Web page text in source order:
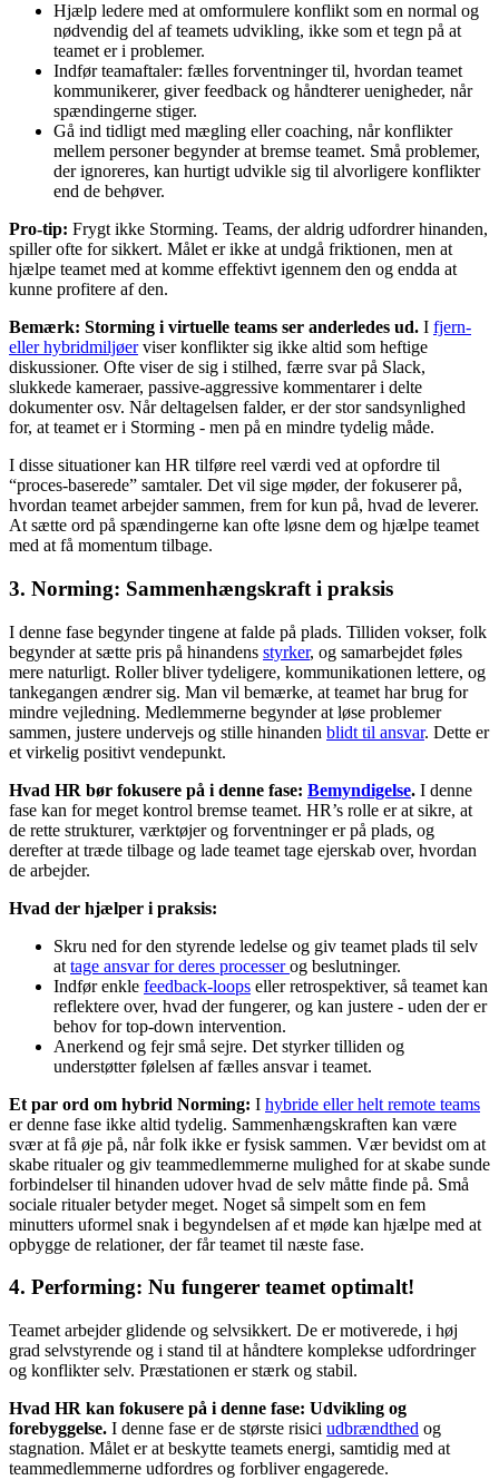
Hjælp ledere med at omformulere konflikt som en normal og
nødvendig del af teamets udvikling, ikke som et tegn på at
teamet er i problemer.
Indfør teamaftaler: fælles forventninger til, hvordan teamet
kommunikerer, giver feedback og håndterer uenigheder, når
spændingerne stiger.
Gå ind tidligt med mægling eller coaching, når konflikter
mellem personer begynder at bremse teamet. Små problemer,
der ignoreres, kan hurtigt udvikle sig til alvorligere konflikter
end de behøver.
Pro-tip: Frygt ikke Storming. Teams, der aldrig udfordrer hinanden,
spiller ofte for sikkert. Målet er ikke at undgå friktionen, men at
hjælpe teamet med at komme effektivt igennem den og endda at
kunne profitere af den.
Bemærk: Storming i virtuelle teams ser anderledes ud. I fjern-
eller hybridmiljøerviser konflikter sig ikke altid som heftige
diskussioner. Ofte viser de sig i stilhed, færre svar på Slack,
slukkede kameraer, passive-aggressive kommentarer i delte
dokumenter osv. Når deltagelsen falder, er der stor sandsynlighed
for, at teamet er i Storming - men på en mindre tydelig måde.
I disse situationer kan HR tilføre reel værdi ved at opfordre til
“proces-baserede” samtaler. Det vil sige møder, der fokuserer på,
hvordan teamet arbejder sammen, frem for kun på, hvad de leverer.
At sætte ord på spændingerne kan ofte løsne dem og hjælpe teamet
med at få momentum tilbage.
3. Norming: Sammenhængskraft i praksis
I denne fase begynder tingene at falde på plads. Tilliden vokser, folk
begynder at sætte pris på hinandens styrker, og samarbejdet føles
mere naturligt. Roller bliver tydeligere, kommunikationen lettere, og
tankegangen ændrer sig. Man vil bemærke, at teamet har brug for
mindre vejledning. Medlemmerne begynder at løse problemer
sammen, justere undervejs og stille hinanden blidt til ansvar. Dette er
et virkelig positivt vendepunkt.
Hvad HR bør fokusere på i denne fase: Bemyndigelse. I denne
fase kan for meget kontrol bremse teamet. HR’s rolle er at sikre, at
de rette strukturer, værktøjer og forventninger er på plads, og
derefter at træde tilbage og lade teamet tage ejerskab over, hvordan
de arbejder.
Hvad der hjælper i praksis:
Skru ned for den styrende ledelse og giv teamet plads til selv
at tage ansvar for deres processerog beslutninger.
Indfør enkle feedback-loops eller retrospektiver, så teamet kan
reflektere over, hvad der fungerer, og kan justere - uden der er
behov for top-down intervention.
Anerkend og fejr små sejre. Det styrker tilliden og
understøtter følelsen af fælles ansvar i teamet.
Et par ord om hybrid Norming: I hybride eller helt remote teams
er denne fase ikke altid tydelig. Sammenhængskraften kan være
svær at få øje på, når folk ikke er fysisk sammen. Vær bevidst om at
skabe ritualer og giv teammedlemmerne mulighed for at skabe sunde
forbindelser til hinanden udover hvad de selv måtte finde på. Små
sociale ritualer betyder meget. Noget så simpelt som en fem
minutters uformel snak i begyndelsen af et møde kan hjælpe med at
opbygge de relationer, der får teamet til næste fase.
4. Performing: Nu fungerer teamet optimalt!
Teamet arbejder glidende og selvsikkert. De er motiverede, i høj
grad selvstyrende og i stand til at håndtere komplekse udfordringer
og konflikter selv. Præstationen er stærk og stabil.
Hvad HR kan fokusere på i denne fase: Udvikling og
forebyggelse. I denne fase er de største risici udbrændthed og
stagnation. Målet er at beskytte teamets energi, samtidig med at
teammedlemmerne udfordres og forbliver engagerede.